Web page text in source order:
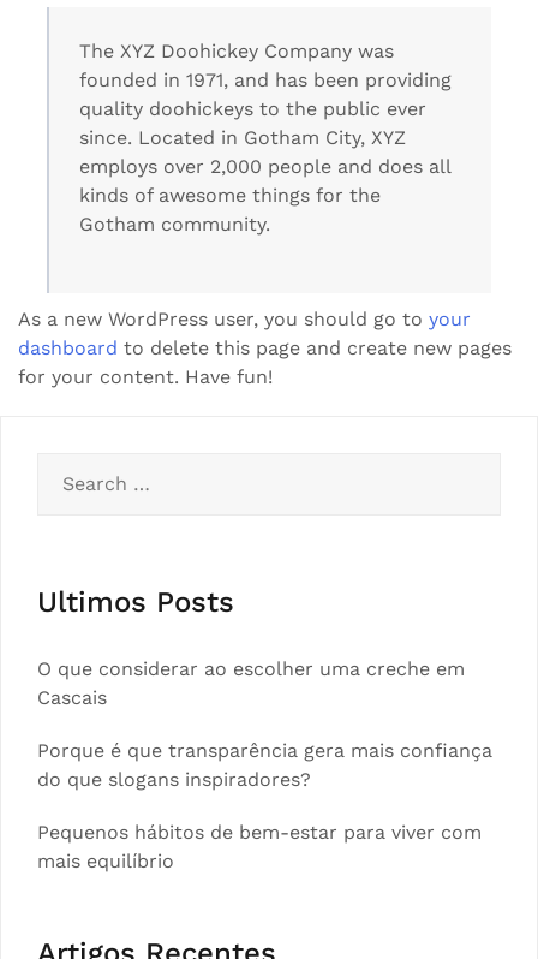
The XYZ Doohickey Company was
founded in 1971, and has been providing
quality doohickeys to the public ever
since. Located in Gotham City, XYZ
employs over 2,000 people and does all
kinds of awesome things for the
Gotham community.
As a new WordPress user, you should go to your
dashboard to delete this page and create new pages
for your content. Have fun!
for:
Ultimos Posts
O que considerar ao escolher uma creche em
Cascais
Porque é que transparência gera mais confiança
do que slogans inspiradores?
Pequenos hábitos de bem-estar para viver com
mais equilíbrio